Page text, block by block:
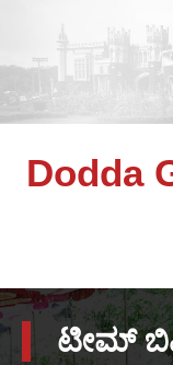
Dodda
ಟೀಮ್